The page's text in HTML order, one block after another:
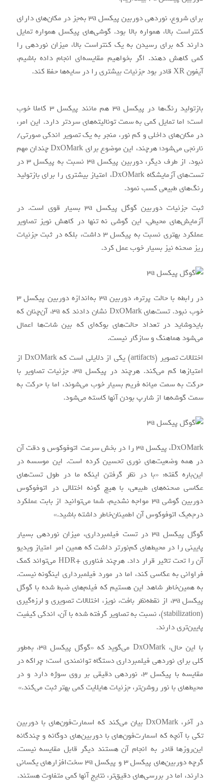
برای شروع، نوردهی دوربین پیکسل 3a به‌جز در مکان‌های دارای
کنتراست بالا، همواره بالا بود. گوشی‌های پیکسل همواره تمایل
دارند که برای رسیدن به یک کنتراست بالا، میزان نوردهی را
کمی کاهش دهند. اگر بخواهیم مقایسه‌ای انجام داده باشیم،
آیفون XR قادر بود جزئیات بیشتری را در سایه‌ها حفظ کند.
بازتولید رنگ‌ها در پیکسل 3a هم مانند پیکسل 3 کاملا خوب
است؛ اما تمایل کمی به سمت تونالیته‌های سردتر دارد. این امر،
در مکان‌های داخلی و کم نور، منجر به یک تصویر اندکی صورتی/
نارنجی می‌شود؛ هرچند، این موضوع برای DxOMark چندان مهم
نبود. از طرف دیگر، دوربین پیکسل 3a نسبت به پیکسل 3 در
تست‌های آزمایشگاه DxOMark، امتیاز بیشتری را برای بازتولید
رنگ‌های طبیعی کسب نمود.
ثبت جزئیات دوربین گوگل پیکسل 3a بسیار قوی است. در
آزمایش‌های محیطی، این گوشی نه تنها در کاهش نویز تصاویر
عملکرد بهتری نسبت به پیکسل ۳ داشت، بلکه در ثبت جزئیات
ریز صحنه نیز بسیار خوب عمل کرد.
در رابطه با حالت پرتره، دوربین 3a به‌اندازه دوربین پیکسل ۳
خوب نبود. تست‌های DxOMark نشان دادند که 3a، آن‌چنان که
بایدوشاید در تعداد حالت‌های بوکه‌ای که بین شات‌ها اعمال
می‌شود هماهنگ و سازگار نیست.
اختلالات تصویر (artifacts) یکی از دلایلی است که DxOMark از
امتیازها کم می‌کند. هرچند در پیکسل 3a، جزئیات تصاویر با
حرکت به سمت میانه فریم بسیار خوب می‌شوند، اما با حرکت به
سمت گوشه‌ها از شارپ بودن آنها کاسته می‌شود.
DxOMark، پیکسل 3a را در بخش سرعت اتوفوکوس و دقت آن
در همه وضعیت‌های نوری تحسین کرده است. این موسسه در
این‌باره گفته: «با در نظر گرفتن اینکه ما در طول تست‌های
عکاسی صحنه‌های طبیعی، با هیچ گونه اختلالی در اتوفوکوس
دوربین گوشی 3a مواجه نشدیم، شما می‌توانید از بابت عملکرد
درجه‌یک اتوفوکوس آن اطمینان‌خاطر داشته باشید.»
گوگل پیکسل 3a در تست فیلمبرداری، میزان نوردهی بسیار
پایینی را در محیط‌های کم‌نورتر داشت که همین امر امتیاز ویدیو
آن را تحت تاثیر قرار داد. هرچند فناوری +HDR می‌تواند کمک
فراوانی به عکاسی کند، اما در مورد فیلمبرداری اینگونه نیست.
به همین‌خاطر شاهد این هستیم که فیلم‌های ضبط شده با گوگل
پیکسل 3a، از نقطه‌نظر بافت، نویز، اختلالات تصویری و لرزه‌گیری
(stabilization)، نسبت به تصاویر گرفته شده با آن، اندکی کیفیت
پایین‌تری دارند.
با این حال، DxOMark می‌گوید که «گوگل پیکسل 3a، به‌طور
کلی برای نوردهی فیلمبرداری دستگاه توانمندی است؛ چراکه در
مقایسه با پیکسل ۳، نوردهی دقیقی بر روی سوژه‌ دارد و در
محیط‌های با نور روشن‌تر، جزئیات هایلایت کمی بهتر ثبت می‌کند.»
در آخر، DxOMark بیان می‌کند که اسمارت‌فون‌های با دوربین
تکی با آنچه که اسمارت‌فون‌های با دوربین‌های دوگانه و چندگانه
این‌روزها قادر به انجام آن هستند دیگر قابل مقایسه نیست.
گرچه دوربین‌های پیکسل 3 و پیکسل 3a سخت‌افزارهای یکسانی
دارند، اما در بررسی‌های دقیق‌تر، نتایج آنها کمی متفاوت هستند.